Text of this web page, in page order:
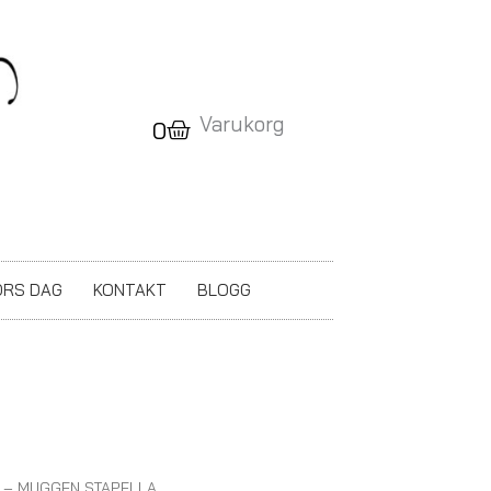
0
Varukorg
Varukorg
DAG KONTAKT BLOGG